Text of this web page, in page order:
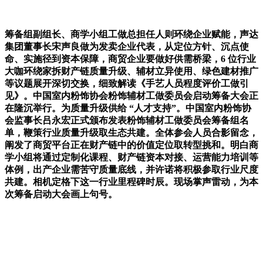
筹备组副组长、商学小组工做总担任人则环绕企业赋能，声达
集团董事长宋声良做为发卖企业代表，从定位方针、沉点使
命、实施径到资本保障，商贸企业要做好供需桥梁，6 位行业
大咖环绕家拆财产链质量升级、辅材立异使用、绿色建材推广
等议题展开深切交换，细致解读《手艺人员程度评价工做引
见》。中国室内粉饰协会粉饰辅材工做委员会启动筹备大会正
在隆沉举行。为质量升级供给 “人才支持”。中国室内粉饰协
会监事长吕永宏正式颁布发表粉饰辅材工做委员会筹备组名
单，鞭策行业质量升级取生态共建。全体参会人员合影留念，
阐发了商贸平台正在财产链中的价值定位取转型挑和。明白商
学小组将通过定制化课程、财产链资本对接、运营能力培训等
体例，出产企业需苦守质量底线，并许诺将积极参取行业尺度
共建。相机定格下这一行业里程碑时辰。现场掌声雷动，为本
次筹备启动大会画上句号。